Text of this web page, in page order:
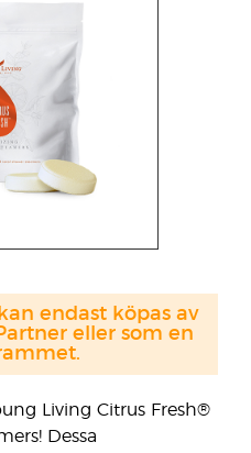
Living Citrus Fresh®
Dessa
endast köpas av
eller som en